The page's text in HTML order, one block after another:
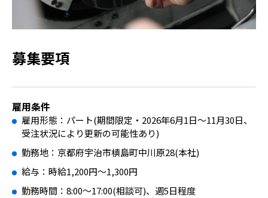
募集要項
雇用条件
雇用形態：パート(期間限定・2026年6月1日〜11月30日、
受注状況により更新の可能性あり)
勤務地：京都府宇治市槙島町中川原28(本社)
給与：時給1,200円〜1,300円
勤務時間：8:00〜17:00(相談可)、週5日程度